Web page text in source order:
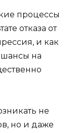
процессы
отказа от
и как
шансы на
не
но и даже